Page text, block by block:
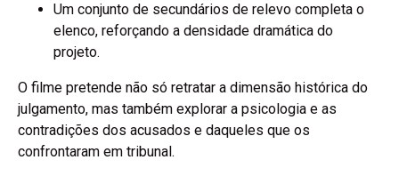
Um conjunto de secundários de relevo completa o
elenco, reforçando a densidade dramática do
projeto.
O filme pretende não só retratar a dimensão histórica do
julgamento, mas também explorar a psicologia e as
contradições dos acusados e daqueles que os
confrontaram em tribunal.